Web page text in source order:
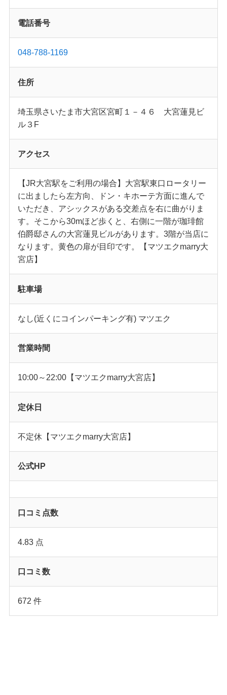
電話番号
048-788-1169
住所
埼玉県さいたま市大宮区宮町１－４６ 大宮蓮見ビ
ル３F
アクセス
【JR大宮駅をご利用の場合】大宮駅東口ロータリー
に出ましたら左方向、ドン・キホーテ方面に進んで
いただき、アシックスがある交差点を右に曲がりま
す。そこから30mほど歩くと、右側に一階が珈琲館
伯爵邸さんの大宮蓮見ビルがあります。3階が当店に
なります。黄色の扉が目印です。【マツエクmarry大
宮店】
駐車場
なし(近くにコインパーキング有) マツエク
営業時間
10:00～22:00【マツエクmarry大宮店】
定休日
不定休【マツエクmarry大宮店】
公式HP
口コミ点数
4.83 点
口コミ数
672 件